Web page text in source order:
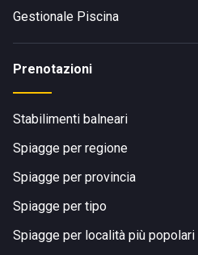
Gestionale Piscina
Prenotazioni
Stabilimenti balneari
Spiagge per regione
Spiagge per provincia
Spiagge per tipo
Spiagge per località più popolari